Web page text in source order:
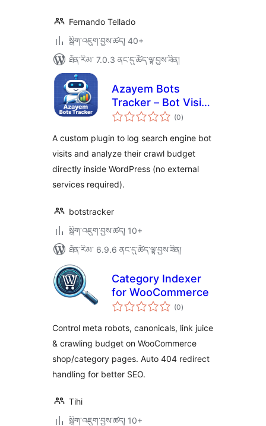
Fernando Tellado
སྒྲིག་འཇུག་བྱས་ཚད། 40+
ཐོན་རིམ་ 7.0.3 ནང་དུ་ཚོད་ལྟ་བྱས་ཟིན།
Azayem Bots
Tracker – Bot Visits
Logger
(0གདེང་
འཇོག་
ཚང་།
)
A custom plugin to log search engine bot
visits and analyze their crawl budget
directly inside WordPress (no external
services required).
botstracker
སྒྲིག་འཇུག་བྱས་ཚད། 10+
ཐོན་རིམ་ 6.9.6 ནང་དུ་ཚོད་ལྟ་བྱས་ཟིན།
Category Indexer
for WooCommerce
(0གདེང་
འཇོག་
ཚང་།
)
Control meta robots, canonicals, link juice
& crawling budget on WooCommerce
shop/category pages. Auto 404 redirect
handling for better SEO.
Tihi
སྒྲིག་འཇུག་བྱས་ཚད། 10+